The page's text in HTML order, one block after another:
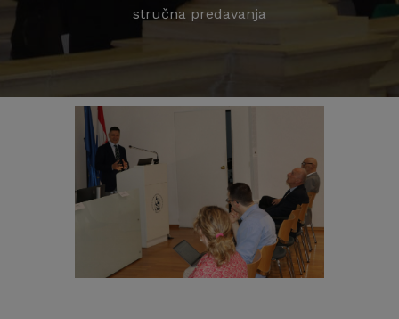
stručna predavanja